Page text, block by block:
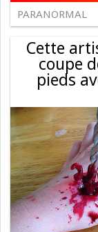
PARANORMAL
Cette
coupe
pieds